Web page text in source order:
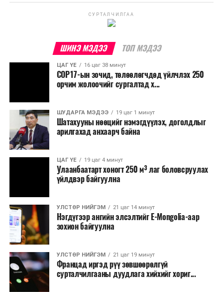
СУРТАЛЧИЛГАА
ШИНЭ МЭДЭЭ ТОП МЭДЭЭ
ЦАГ ҮЕ 16 цаг 38 минут
COP17-ын зочид, төлөөлөгчдөд үйлчлэх 250
орчим жолоочийг сургалтад х...
ШУДАРГА МЭДЭЭ 19 цаг 1 минут
Шатахууны нөөцийг нэмэгдүүлэх, доголдлыг
арилгахад анхаарч байна
ЦАГ ҮЕ 19 цаг 4 минут
Улаанбаатарт хоногт 250 м³ лаг боловсруулах
үйлдвэр байгуулна
УЛСТӨР НИЙГЭМ 21 цаг 14 минут
Нэгдүгээр ангийн элсэлтийг E-Mongolia-аар
зохион байгуулна
УЛСТӨР НИЙГЭМ 21 цаг 19 минут
Францад иргэд рүү зөвшөөрөлгүй
сурталчилгааны дуудлага хийхийг хориг...